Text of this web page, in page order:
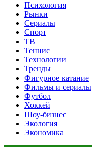
Психология
Рынки
Сериалы
Спорт
ТВ
Теннис
Технологии
Тренды
Фигурное катание
Фильмы и сериалы
Футбол
Хоккей
Шоу-бизнес
Экология
Экономика